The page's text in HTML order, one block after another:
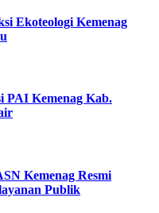
Ekoteologi Kemenag
PAI Kemenag Kab.
Kemenag Resmi
Publik